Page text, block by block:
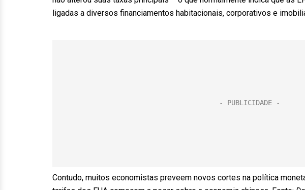
ligadas a diversos financiamentos habitacionais, corporativos e
Contudo, muitos economistas preveem novos cortes na política